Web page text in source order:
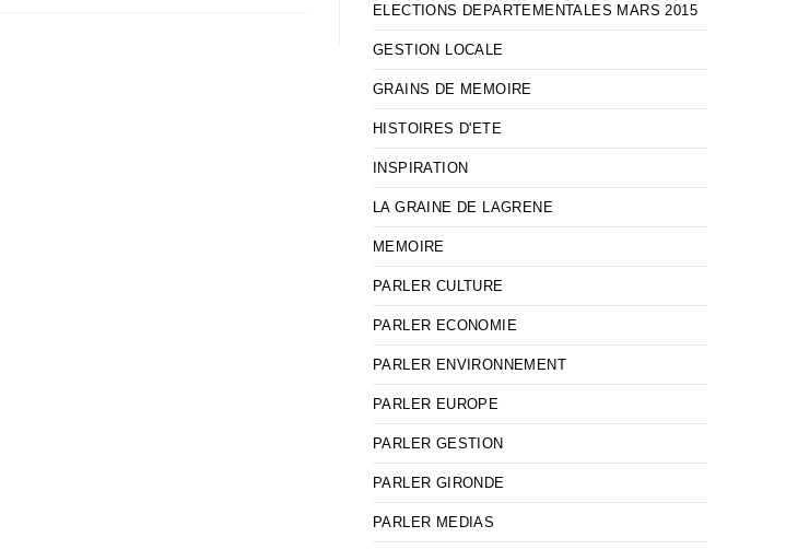
ELECTIONS DEPARTEMENTALES MARS 2015
GESTION LOCALE
GRAINS DE MEMOIRE
HISTOIRES D'ETE
INSPIRATION
LA GRAINE DE LAGRENE
MEMOIRE
PARLER CULTURE
PARLER ECONOMIE
PARLER ENVIRONNEMENT
PARLER EUROPE
PARLER GESTION
PARLER GIRONDE
PARLER MEDIAS